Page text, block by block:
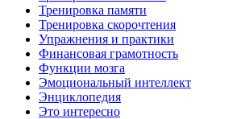
Тренировка памяти
Тренировка скорочтения
Упражнения и практики
Финансовая грамотность
Функции мозга
Эмоциональный интеллект
Энциклопедия
Это интересно